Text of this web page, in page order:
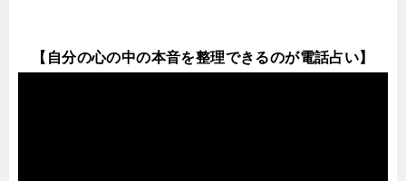
【自分の心の中の本音を整理できるのが電話占い】